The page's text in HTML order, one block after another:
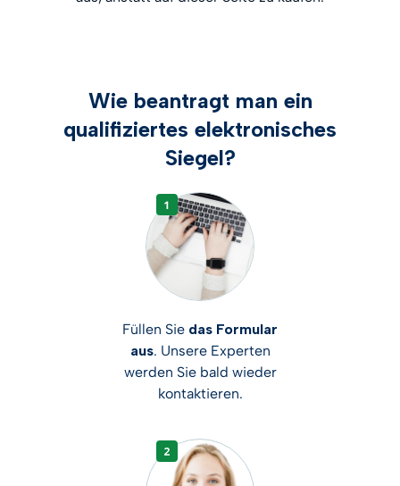
Wie beantragt man ein
qualifiziertes elektronisches
Siegel?
Füllen Sie das Formular
aus. Unsere Experten
werden Sie bald wieder
kontaktieren.